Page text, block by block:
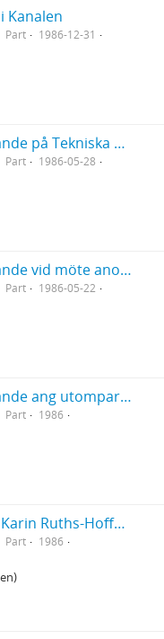
Kanalen
Part
1986-12-31
Manuskript till anförande på Tekniska högskolans konferens i Luleå
Part
1986-05-28
Manuskript till anförande vid möte anordnat av Folkkampanjen mot kärnkraft, Umeå
Part
1986-05-22
Manuskript till anförande ang utomparlamentariska aktioner (stoppa gifttågen)
Part
1986
Manuskript till tal vid Karin Ruths-Hoffmans bår
Part
1986